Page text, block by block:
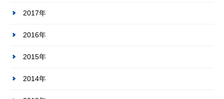
2017年
2016年
2015年
2014年